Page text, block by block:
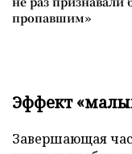
пропавшим»
Эффект
Завершающая